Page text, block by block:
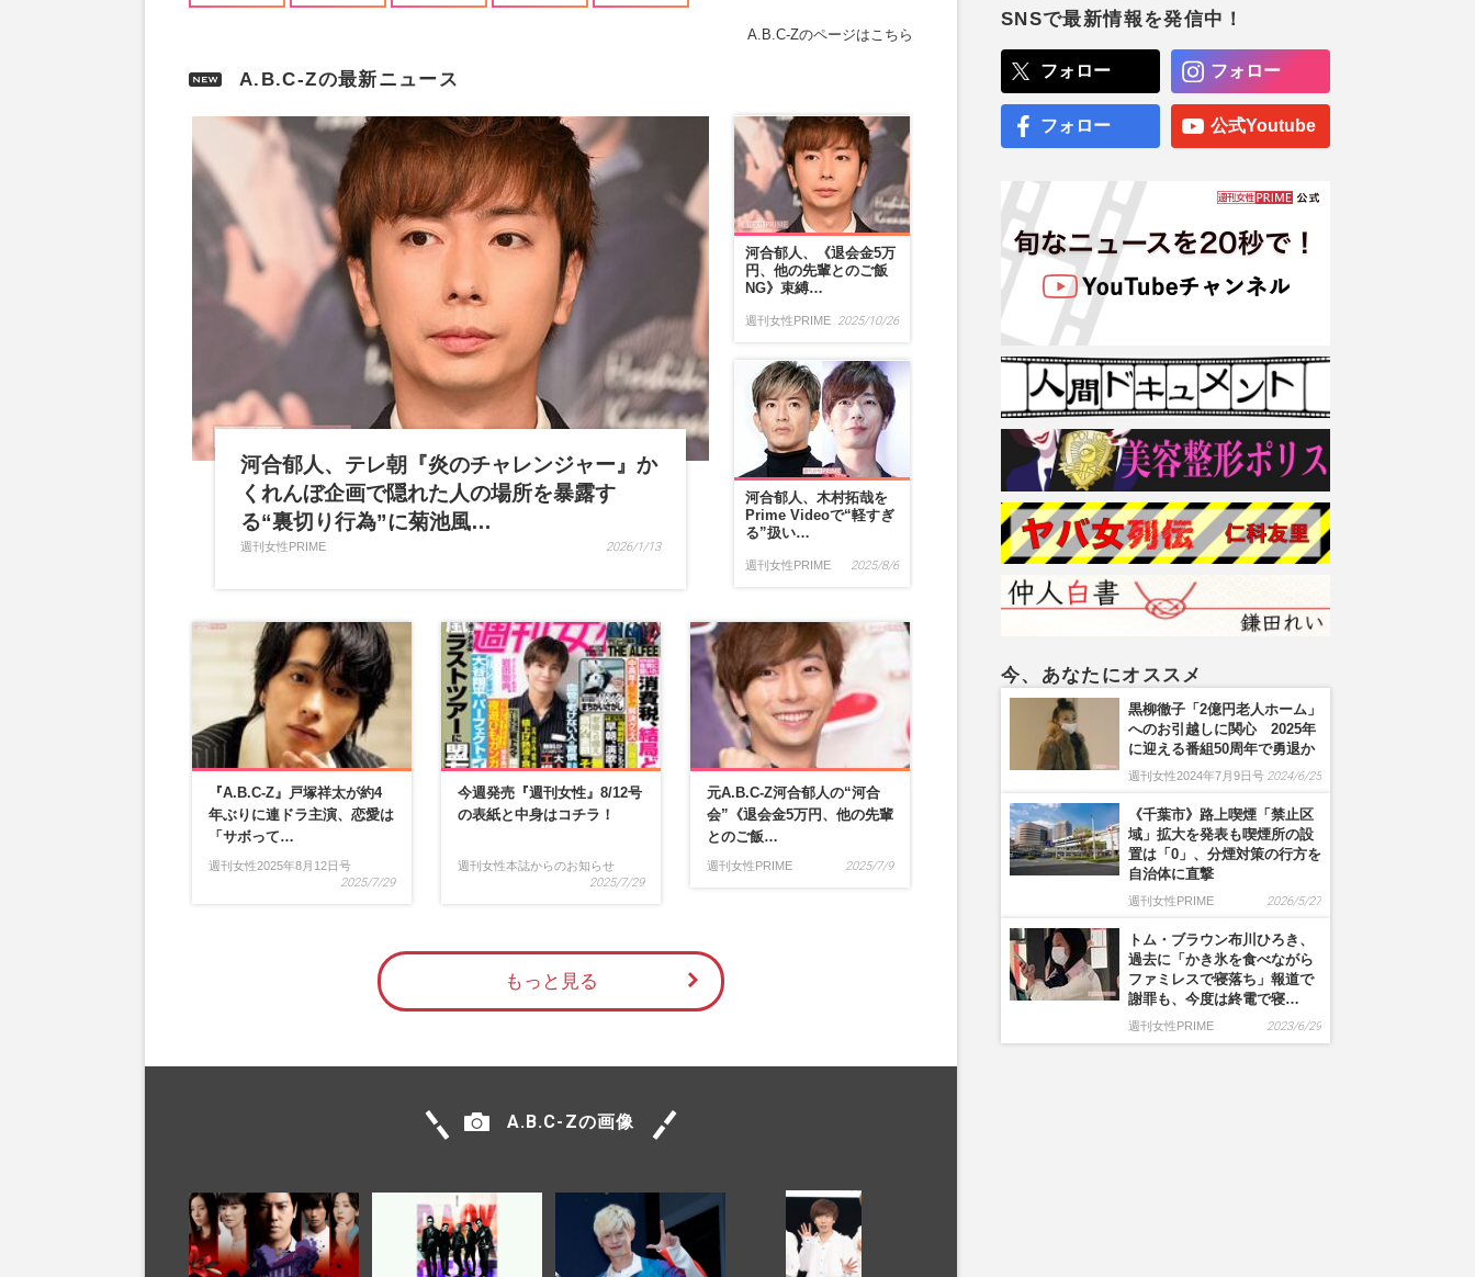
A.B.C-Zのページはこちら
A.B.C-Zの最新ニュース
河合郁人、テレ朝『炎のチャレンジャー』か
くれんぼ企画で隠れた人の場所を暴露す
る“裏切り行為”に菊池風…
週刊女性PRIME 2026/1/13
河合郁人、《退会金5万
円、他の先輩とのご飯
NG》束縛…
週刊女性PRIME 2025/10/26
河合郁人、木村拓哉を
Prime Videoで“軽すぎ
る”扱い…
週刊女性PRIME 2025/8/6
『A.B.C-Z』戸塚祥太が約4
年ぶりに連ドラ主演、恋愛は
「サボって…
週刊女性2025年8月12日号
2025/7/29
今週発売『週刊女性』8/12号
の表紙と中身はコチラ！
週刊女性本誌からのお知らせ
2025/7/29
元A.B.C-Z河合郁人の“河合
会”《退会金5万円、他の先輩
とのご飯…
週刊女性PRIME 2025/7/9
もっと見る
A.B.C-Zの画像
SNSで最新情報を発信中！
フォロー フォロー
フォロー 公式Youtube
今、あなたにオススメ
黒柳徹子「2億円老人ホーム」
へのお引越しに関心 2025年
に迎える番組50周年で勇退か
週刊女性2024年7月9日号 2024/6/25
《千葉市》路上喫煙「禁止区
域」拡大を発表も喫煙所の設
置は「0」、分煙対策の行方を
自治体に直撃
週刊女性PRIME 2026/5/27
トム・ブラウン布川ひろき、
過去に「かき氷を食べながら
ファミレスで寝落ち」報道で
謝罪も、今度は終電で寝…
週刊女性PRIME 2023/6/29